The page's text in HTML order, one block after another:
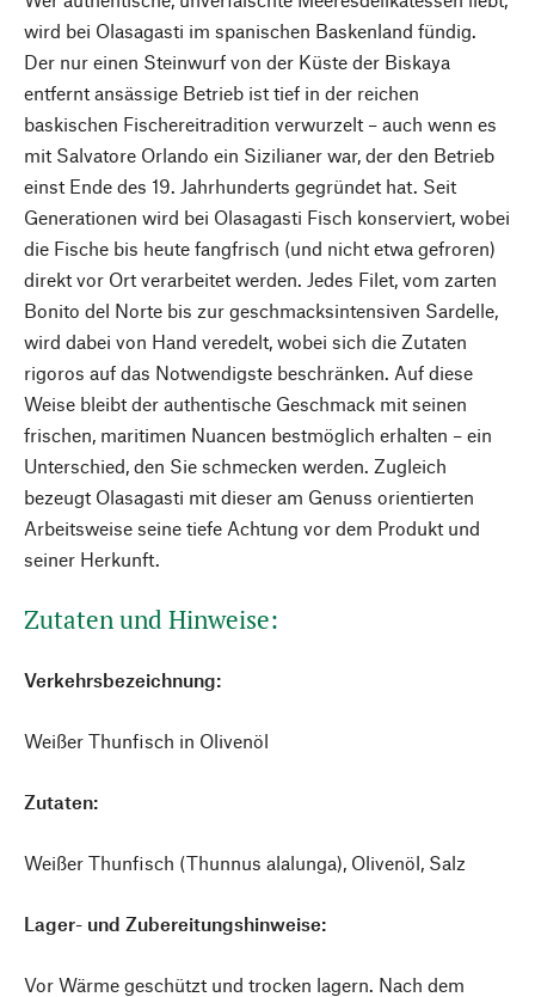
wird bei Olasagasti im spanischen Baskenland fündig.
Der nur einen Steinwurf von der Küste der Biskaya
entfernt ansässige Betrieb ist tief in der reichen
baskischen Fischereitradition verwurzelt – auch wenn es
mit Salvatore Orlando ein Sizilianer war, der den Betrieb
einst Ende des 19. Jahrhunderts gegründet hat. Seit
Generationen wird bei Olasagasti Fisch konserviert, wobei
die Fische bis heute fangfrisch (und nicht etwa gefroren)
direkt vor Ort verarbeitet werden. Jedes Filet, vom zarten
Bonito del Norte bis zur geschmacksintensiven Sardelle,
wird dabei von Hand veredelt, wobei sich die Zutaten
rigoros auf das Notwendigste beschränken. Auf diese
Weise bleibt der authentische Geschmack mit seinen
frischen, maritimen Nuancen bestmöglich erhalten – ein
Unterschied, den Sie schmecken werden. Zugleich
bezeugt Olasagasti mit dieser am Genuss orientierten
Arbeitsweise seine tiefe Achtung vor dem Produkt und
seiner Herkunft.
Zutaten und Hinweise:
Verkehrsbezeichnung:
Weißer Thunfisch in Olivenöl
Zutaten:
Weißer Thunfisch (Thunnus alalunga), Olivenöl, Salz
Lager- und Zubereitungshinweise:
Vor Wärme geschützt und trocken lagern. Nach dem